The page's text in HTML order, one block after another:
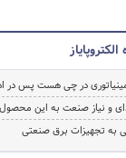
مینیاتوری در چی هست پس در
و نیاز صنعت به این محصول
به تجهیزات برق صنعتی